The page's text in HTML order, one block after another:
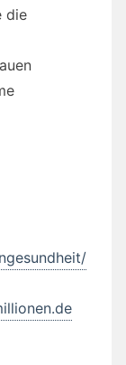
die